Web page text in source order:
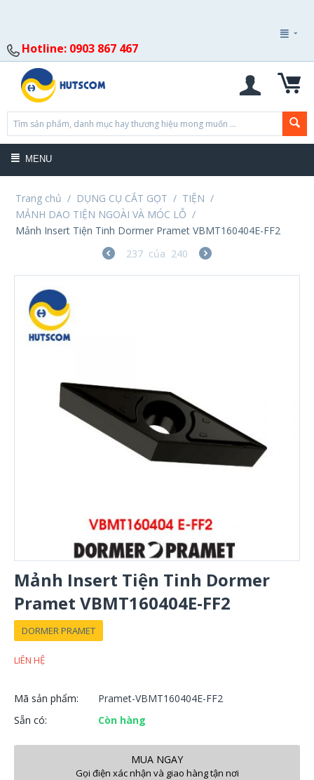
Hotline: 0903 867 467
MENU
Trang chủ / DỤNG CỤ CẮT GỌT / TIỆN /
MẢNH DAO TIỆN NGOÀI VÀ MÓC LỖ /
Mảnh Insert Tiện Tinh Dormer Pramet VBMT160404E-FF2
237 của 240
Mảnh Insert Tiện Tinh Dormer
Pramet VBMT160404E-FF2
DORMER PRAMET
LIÊN HỆ
Mã sản phẩm:
Pramet-VBMT160404E-FF2
Sẵn có:
Còn hàng
MUA NGAY
Gọi điện xác nhận và giao hàng tận nơi